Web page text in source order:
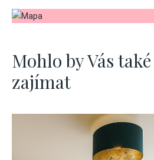
Mohlo by Vás také
zajímat